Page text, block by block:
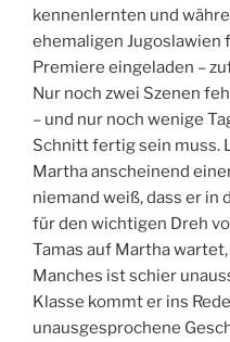
kennenlernten und
ehemaligen Jugoslawien
Premiere eingeladen –
Nur noch zwei Szenen
– und nur noch wenige
Schnitt fertig sein muss.
Martha anscheinend
niemand weiß, dass er in
für den wichtigen Dreh
Tamas auf Martha
Manches ist schier
Klasse kommt er ins
unausgesprochene